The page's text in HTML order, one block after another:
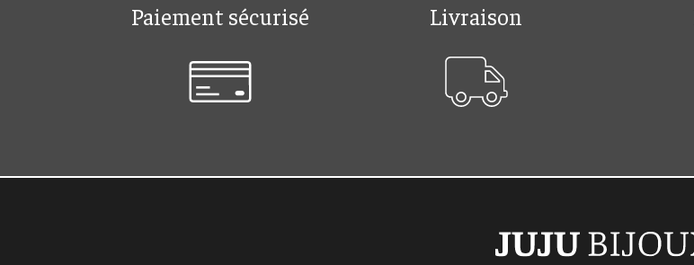
Paiement sécurisé Livraison